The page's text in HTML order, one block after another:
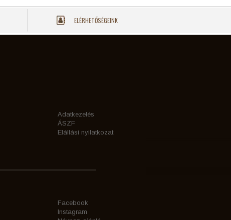
ELÉRHETŐSÉGEINK
Adatkezelés
ÁSZF
Elállási nyilatkozat
Facebook
Instagram